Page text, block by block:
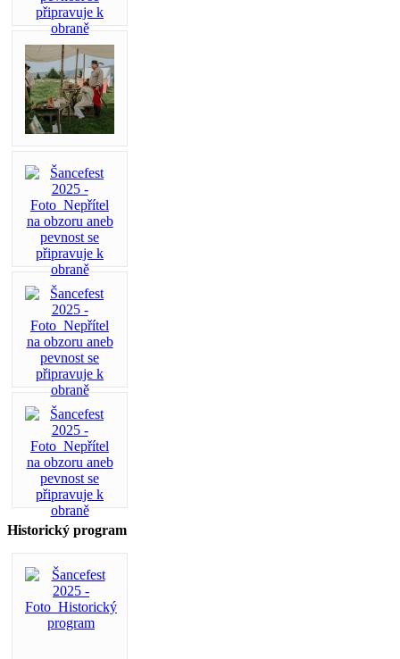
Historický program